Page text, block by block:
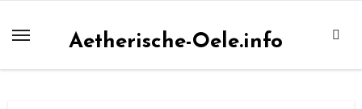
Inhalt
Aetherische-Oele.info